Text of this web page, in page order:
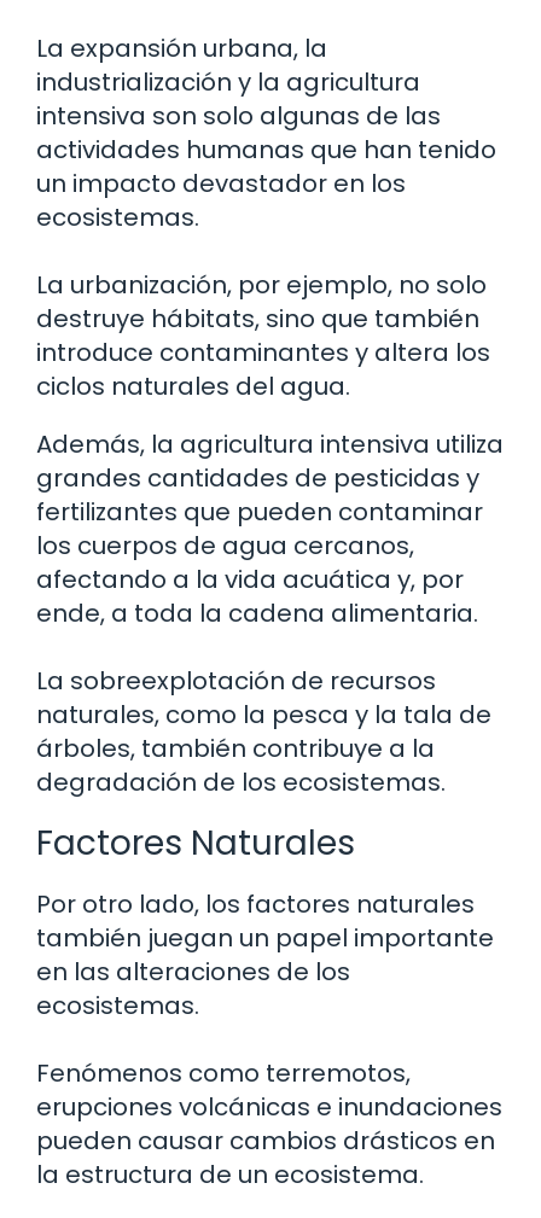
La expansión urbana, la
industrialización y la agricultura
intensiva son solo algunas de las
actividades humanas que han tenido
un impacto devastador en los
ecosistemas.
La urbanización, por ejemplo, no solo
destruye hábitats, sino que también
introduce contaminantes y altera los
ciclos naturales del agua.
Además, la agricultura intensiva utiliza
grandes cantidades de pesticidas y
fertilizantes que pueden contaminar
los cuerpos de agua cercanos,
afectando a la vida acuática y, por
ende, a toda la cadena alimentaria.
La sobreexplotación de recursos
naturales, como la pesca y la tala de
árboles, también contribuye a la
degradación de los ecosistemas.
Factores Naturales
Por otro lado, los factores naturales
también juegan un papel importante
en las alteraciones de los
ecosistemas.
Fenómenos como terremotos,
erupciones volcánicas e inundaciones
pueden causar cambios drásticos en
la estructura de un ecosistema.